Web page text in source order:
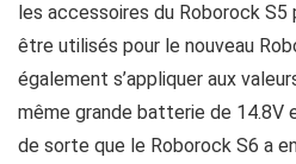
les accessoires du Roborock
être utilisés pour le nouveau
également s’appliquer aux
même grande batterie de 14.8V
de sorte que le Roborock S6 a